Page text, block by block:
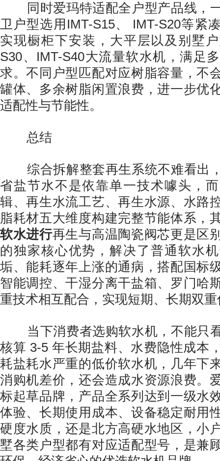
同时爱玛特适配全户型产品线，
卫户型选用IMT-S15、 IMT-S20等紧
实现橱柜下安装，大平层以及别墅
S30、IMT-S40大流量软水机，满足
求。不同户型匹配对应树脂容量，不
罐体、多余树脂闲置浪费，进一步优
适配性与节能性。
总结
综合拆解整套再生系统不难看出
省盐节水不是依靠单一技术噱头，
辑、再生水流工艺、再生水源、水路
脂耗材五大维度构建完整节能体系，
软水进行再生与高温陶瓷阀芯更是区
的独家核心优势，解决了普通软水
垢、能耗逐年上涨的通病，搭配国标
智能调控、干湿分离干盐箱、罗门哈
重技术相互配合，实现短期、长期双
当下消费者选购软水机，不能只
核算 3-5 年长期盐料、水费隐性成本
耗盐耗水严重的低价软水机，几年下
消购机差价，还会造成水资源浪费。
标起草品牌，产品全系列达到一级水
体验、长期使用成本、设备稳定耐用
硬度水质，还是北方高硬水地区，小
墅各类户型都有对应适配型号，是兼